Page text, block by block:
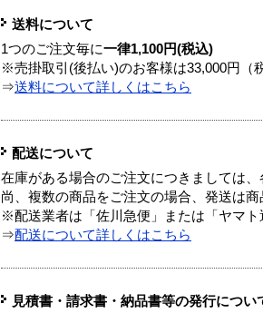
送料について
1つのご注文毎に一律1,100円(税込)
※売掛取引(後払い)のお客様は33,000円（
⇒送料について詳しくはこちら
配送について
在庫がある場合のご注文につきましては
尚、複数の商品をご注文の場合、発送は
※配送業者は「佐川急便」または「ヤマ
⇒配送について詳しくはこちら
見積書・請求書・納品書等の発行につい